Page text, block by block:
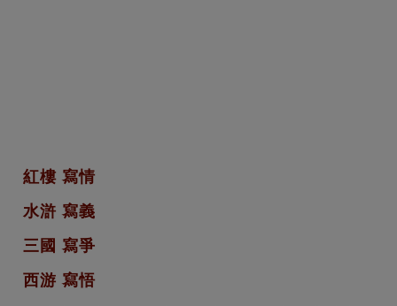
紅樓 寫情
水滸 寫義
三國 寫爭
西游 寫悟